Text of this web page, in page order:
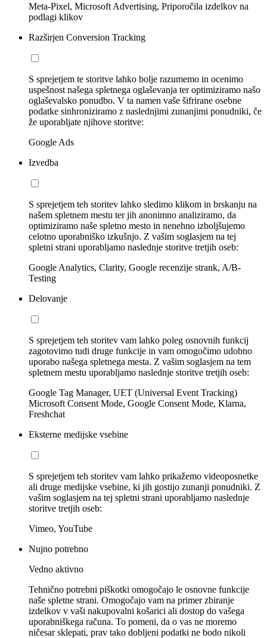
Meta-Pixel, Microsoft Advertising, Priporočila izdelkov na
podlagi klikov
Razširjen Conversion Tracking
S sprejetjem te storitve lahko bolje razumemo in ocenimo
uspešnost našega spletnega oglaševanja ter optimiziramo našo
oglaševalsko ponudbo. V ta namen vaše šifrirane osebne
podatke sinhroniziramo z naslednjimi zunanjimi ponudniki, če
že uporabljate njihove storitve:
Google Ads
Izvedba
S sprejetjem teh storitev lahko sledimo klikom in brskanju na
našem spletnem mestu ter jih anonimno analiziramo, da
optimiziramo naše spletno mesto in nenehno izboljšujemo
celotno uporabniško izkušnjo. Z vašim soglasjem na tej
spletni strani uporabljamo naslednje storitve tretjih oseb:
Google Analytics, Clarity, Google recenzije strank, A/B-
Testing
Delovanje
S sprejetjem teh storitev vam lahko poleg osnovnih funkcij
zagotovimo tudi druge funkcije in vam omogočimo udobno
uporabo našega spletnega mesta. Z vašim soglasjem na tem
spletnem mestu uporabljamo naslednje storitve tretjih oseb:
Google Tag Manager, UET (Universal Event Tracking)
Microsoft Consent Mode, Google Consent Mode, Klarna,
Freshchat
Eksterne medijske vsebine
S sprejetjem teh storitev vam lahko prikažemo videoposnetke
ali druge medijske vsebine, ki jih gostijo zunanji ponudniki. Z
vašim soglasjem na tej spletni strani uporabljamo naslednje
storitve tretjih oseb:
Vimeo, YouTube
Nujno potrebno
Vedno aktivno
Tehnično potrebni piškotki omogočajo le osnovne funkcije
naše spletne strani. Omogočajo vam na primer zbiranje
izdelkov v vaši nakupovalni košarici ali dostop do vašega
uporabniškega računa. To pomeni, da o vas ne moremo
ničesar sklepati, prav tako dobljeni podatki ne bodo nikoli